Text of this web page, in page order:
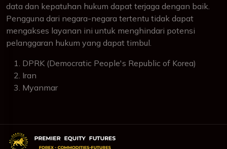
data dan kepatuhan hukum dapat terjaga dengan baik.
Pengguna dari negara-negara tertentu tidak dapat
mengakses layanan ini untuk menghindari potensi
pelanggaran hukum yang dapat timbul.
DPRK (Democratic People's Republic of Korea)
Iran
Myanmar